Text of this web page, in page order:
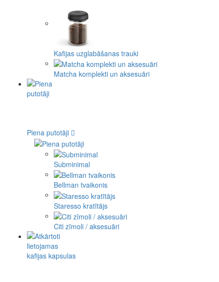
Kafijas uzglabāšanas trauki
Matcha komplekti un aksesuāri
Piena putotāji
Subminimal
Bellman tvaikonis
Staresso kratītājs
Citi zīmoli / aksesuāri